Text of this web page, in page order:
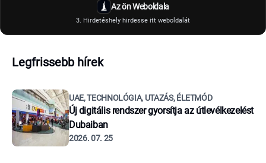
Az ön Weboldala
3. Hirdetéshely hirdesse itt weboldalát
Legfrissebb hírek
UAE, TECHNOLÓGIA, UTAZÁS, ÉLETMÓD
Új digitális rendszer gyorsítja az útlevélkezelést
Dubaiban
2026. 07. 25